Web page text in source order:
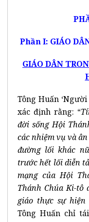
Phần I: GIÁO
GIÁO DÂN
Tông Huấn
xác định rằng: “
đời sống Hội
các nhiệm vụ và
đường lối khác
trước hết lối diễn
mạng của Hội
Thánh Chúa Ki-tô
giáo thực sự
Tông Huấn chỉ